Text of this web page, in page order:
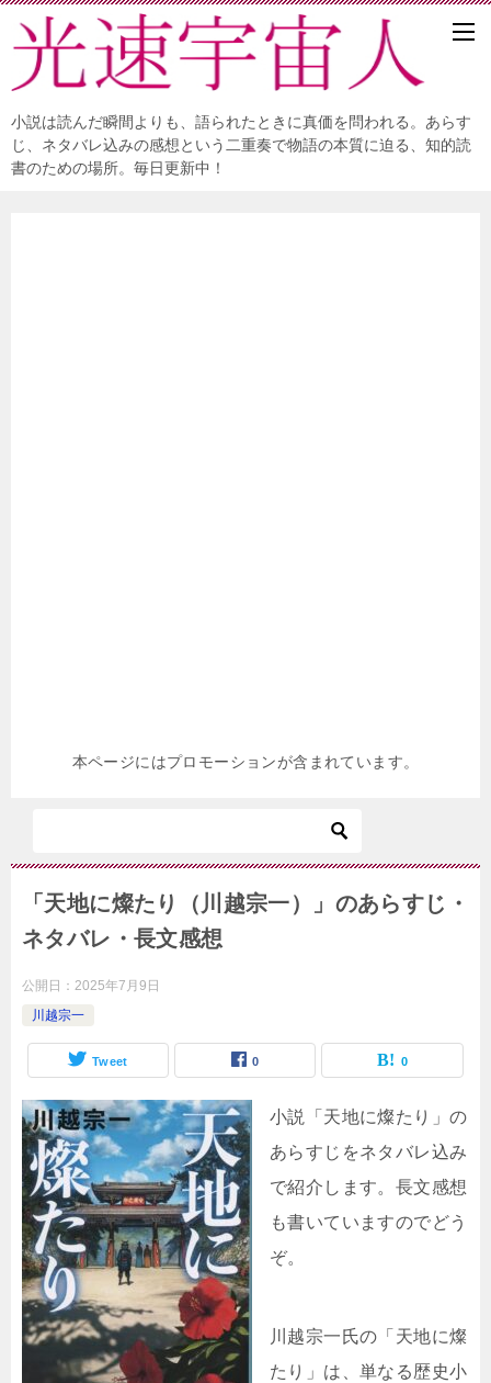
小説は読んだ瞬間よりも、語られたときに真価を問われる。あらす
じ、ネタバレ込みの感想という二重奏で物語の本質に迫る、知的読
書のための場所。毎日更新中！
本ページにはプロモーションが含まれています。
「天地に燦たり（川越宗一）」のあらすじ・
ネタバレ・長文感想
公開日： 2025年7月9日
川越宗一
Tweet 0 0
小説「天地に燦たり」の
あらすじをネタバレ込み
で紹介します。長文感想
も書いていますのでどう
ぞ。
川越宗一氏の「天地に燦
たり」は、単なる歴史小